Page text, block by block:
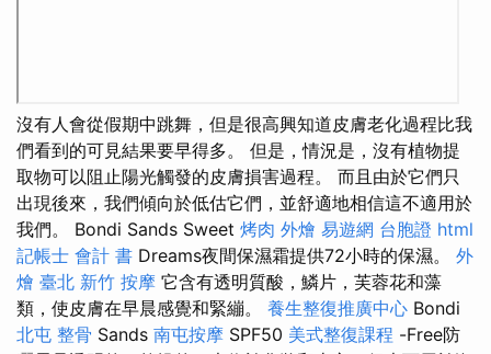
沒有人會從假期中跳舞，但是很高興知道皮膚老化過程比我
們看到的可見結果要早得多。 但是，情況是，沒有植物提
取物可以阻止陽光觸發的皮膚損害過程。 而且由於它們只
出現後來，我們傾向於低估它們，並舒適地相信這不適用於
我們。 Bondi Sands Sweet 烤肉 外燴 易遊網 台胞證 html
記帳士 會計 書 Dreams夜間保濕霜提供72小時的保濕。 外
燴 臺北 新竹 按摩 它含有透明質酸，鱗片，芙蓉花和藻
類，使皮膚在早晨感覺和緊繃。 養生整復推廣中心 Bondi
北屯 整骨 Sands 南屯按摩 SPF50 美式整復課程 -Free防